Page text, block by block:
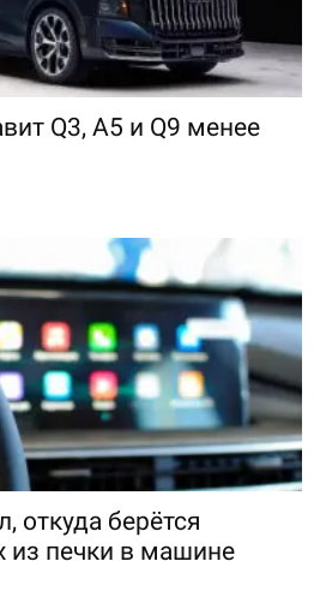
Q3, A5 и Q9 менее
откуда берётся
из печки в машине